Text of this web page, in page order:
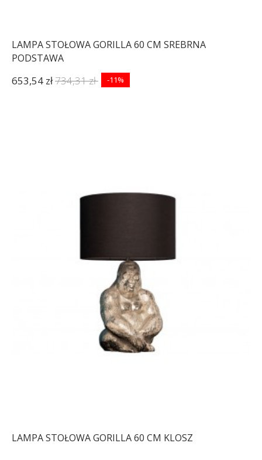
LAMPA STOŁOWA GORILLA 60 CM SREBRNA
PODSTAWA
653,54 zł734,31 zł -11%
LAMPA STOŁOWA GORILLA 60 CM KLOSZ